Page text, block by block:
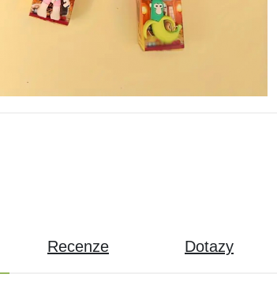
Recenze Dotazy